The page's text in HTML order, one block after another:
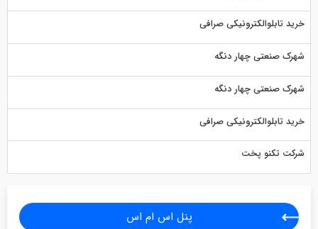
خرید تابلوالکترونیکی صرافی
شهرک صنعتی چهار دنگه
شهرک صنعتی چهار دنگه
خرید تابلوالکترونیکی صرافی
شرکت تکنو پخت
پنل اس ام اس